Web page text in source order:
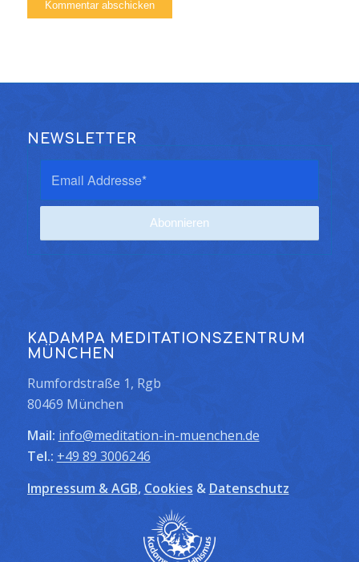
NEWSLETTER
KADAMPA MEDITATIONSZENTRUM
MÜNCHEN
Rumfordstraße 1, Rgb
80469 München
Mail: info@meditation-in-muenchen.de
Tel.: +49 89 3006246
Impressum & AGB, Cookies & Datenschutz